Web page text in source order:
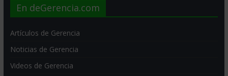
En deGerencia.com
Artículos de Gerencia
Noticias de Gerencia
Videos de Gerencia